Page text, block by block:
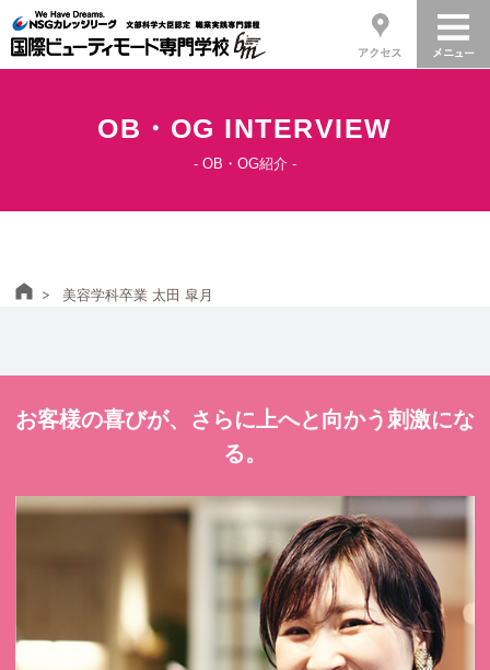
OB・OG INTERVIEW
- OB・OG紹介 -
ホーム美容学科卒業 太田 皐月
お客様の喜びが、さらに上へと向かう刺激にな
る。